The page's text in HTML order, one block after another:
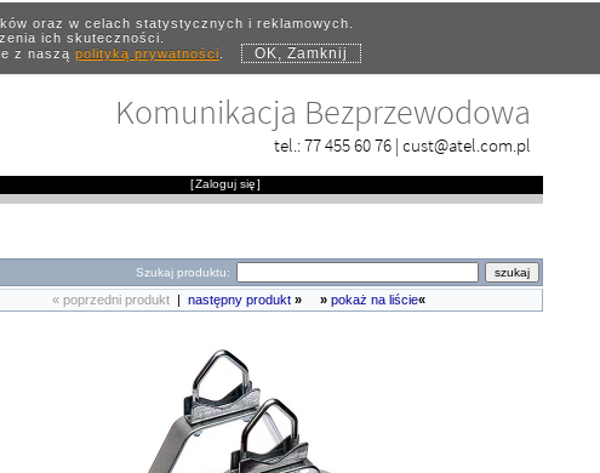
oraz w celach statystycznych i reklamowych.
ich skuteczności.
z naszą polityką prywatności. OK, Zamknij
Komunikacja Bezprzewodowa
tel.:77 455 60 76 | cust@atel.com.pl
[Zaloguj się]
Szukaj produktu:
« poprzedni produkt następny produkt » » pokaż na liście«